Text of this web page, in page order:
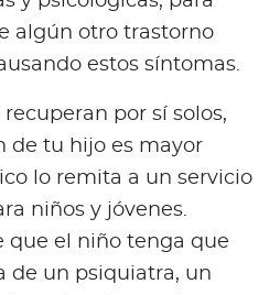
algún otro trastorno
estos síntomas.
por sí solos,
de tu hijo es mayor
lo remita a un servicio
niños y jóvenes.
que el niño tenga que
de un psiquiatra, un